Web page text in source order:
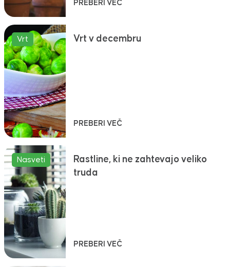
PREBERI VEČ
Vrt Vrt v decembru
PREBERI VEČ
Nasveti
Rastline, ki ne zahtevajo veliko
truda
PREBERI VEČ